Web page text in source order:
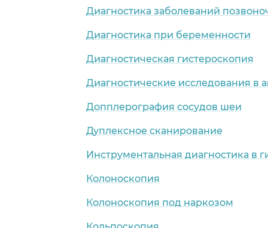
Диагностика заболеваний
Диагностика при беременности
Диагностическая гистероскопия
Диагностические исследования в
Допплерография сосудов шеи
Дуплексное сканирование
Инструментальная диагностика в
Колоноскопия
Колоноскопия под наркозом